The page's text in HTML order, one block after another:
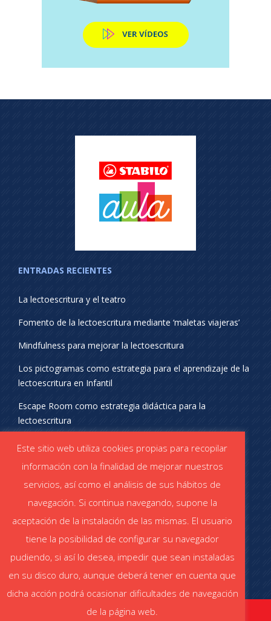
ENTRADAS RECIENTES
La lectoescritura y el teatro
Fomento de la lectoescritura mediante ‘maletas viajeras’
Mindfulness para mejorar la lectoescritura
Los pictogramas como estrategia para el aprendizaje de la
lectoescritura en Infantil
Escape Room como estrategia didáctica para la
lectoescritura
¡SÍGUENOS EN REDES SOCIALES!
Catálogo STABILO (PDF) Catálogo ESCOLAR (PDF)
Este sitio web utiliza cookies propias para recopilar
información con la finalidad de mejorar nuestros
servicios, así como el análisis de sus hábitos de
navegación. Si continua navegando, supone la
aceptación de la instalación de las mismas. El usuario
tiene la posibilidad de configurar su navegador
pudiendo, si así lo desea, impedir que sean instaladas
en su disco duro, aunque deberá tener en cuenta que
dicha acción podrá ocasionar dificultades de navegación
de la página web.